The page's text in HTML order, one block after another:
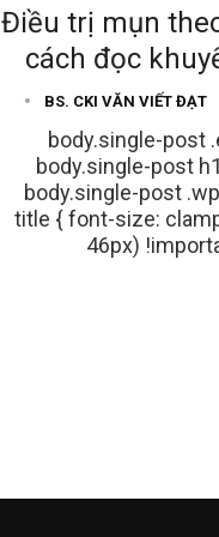
Điều trị mụn
cách đọc
BS. CKI VĂN VIẾT ĐẠT
body.single-post
body.single-post
body.single-post
title { font-size:
46px)